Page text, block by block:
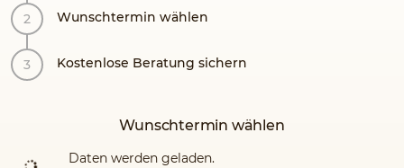
Wunschtermin wählen
Kostenlose Beratung sichern
Wunschtermin wählen
Daten werden geladen.